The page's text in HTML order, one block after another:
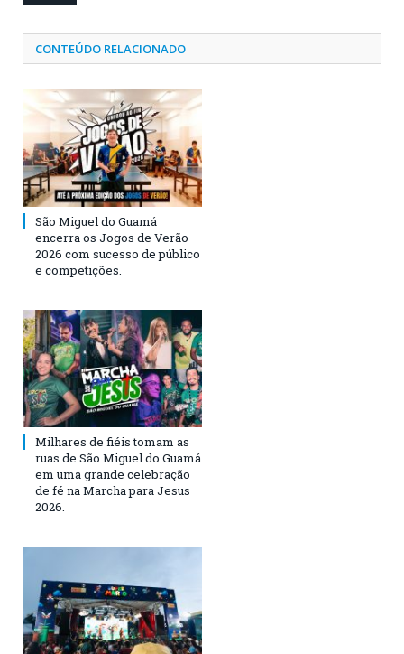
CONTEÚDO RELACIONADO
São Miguel do Guamá
encerra os Jogos de Verão
2026 com sucesso de público
e competições.
Milhares de fiéis tomam as
ruas de São Miguel do Guamá
em uma grande celebração
de fé na Marcha para Jesus
2026.